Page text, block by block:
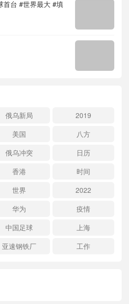
首台 #世界最大 #填
俄乌新局
2019
美国
八方
俄乌冲突
日历
香港
时间
世界
2022
华为
疫情
中国足球
上海
亚速钢铁厂 工作